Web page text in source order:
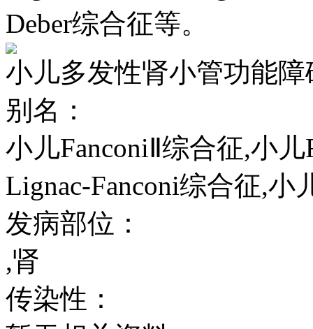
Deber综合征等。
小儿多发性肾小管功能
别名：
小儿FanconiⅡ综合征,小
Lignac-Fanconi综合征,小
发病部位：
,肾
传染性：